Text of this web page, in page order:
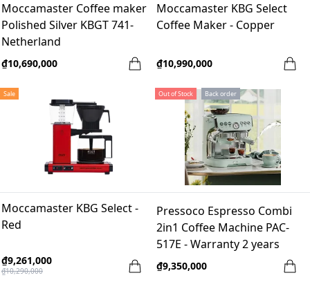
Moccamaster Coffee maker
Polished Silver KBGT 741-
Netherland
₫10,690,000
Moccamaster KBG Select
Coffee Maker - Copper
₫10,990,000
Sale
Moccamaster KBG Select -
Red
₫9,261,000
₫10,290,000
Out of Stock Back order
Pressoco Espresso Combi
2in1 Coffee Machine PAC-
517E - Warranty 2 years
₫9,350,000